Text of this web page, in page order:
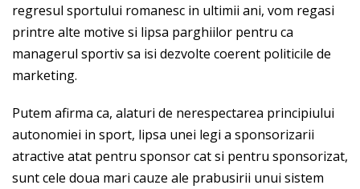
regresul sportului romanesc in ultimii ani, vom regasi
printre alte motive si lipsa parghiilor pentru ca
managerul sportiv sa isi dezvolte coerent politicile de
marketing.
Putem afirma ca, alaturi de nerespectarea principiului
autonomiei in sport, lipsa unei legi a sponsorizarii
atractive atat pentru sponsor cat si pentru sponsorizat,
sunt cele doua mari cauze ale prabusirii unui sistem